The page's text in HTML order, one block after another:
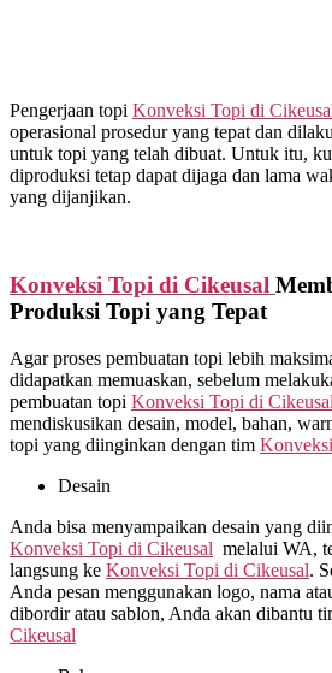
Pengerjaan topi Konveksi Topi di
operasional prosedur yang tepat dan
untuk topi yang telah dibuat. Untuk itu,
diproduksi tetap dapat dijaga dan lama
yang dijanjikan.
Konveksi Topi di Cikeusal
Produksi Topi yang Tepat
Agar proses pembuatan topi lebih
didapatkan memuaskan, sebelum
pembuatan topi Konveksi Topi di Cikeusal
mendiskusikan desain, model, bahan,
topi yang diinginkan dengan tim
Desain
Anda bisa menyampaikan desain yang
Konveksi Topi di Cikeusal melalui WA,
langsung ke Konveksi Topi di Cikeusal.
Anda pesan menggunakan logo, nama
dibordir atau sablon, Anda akan dibantu
Cikeusal